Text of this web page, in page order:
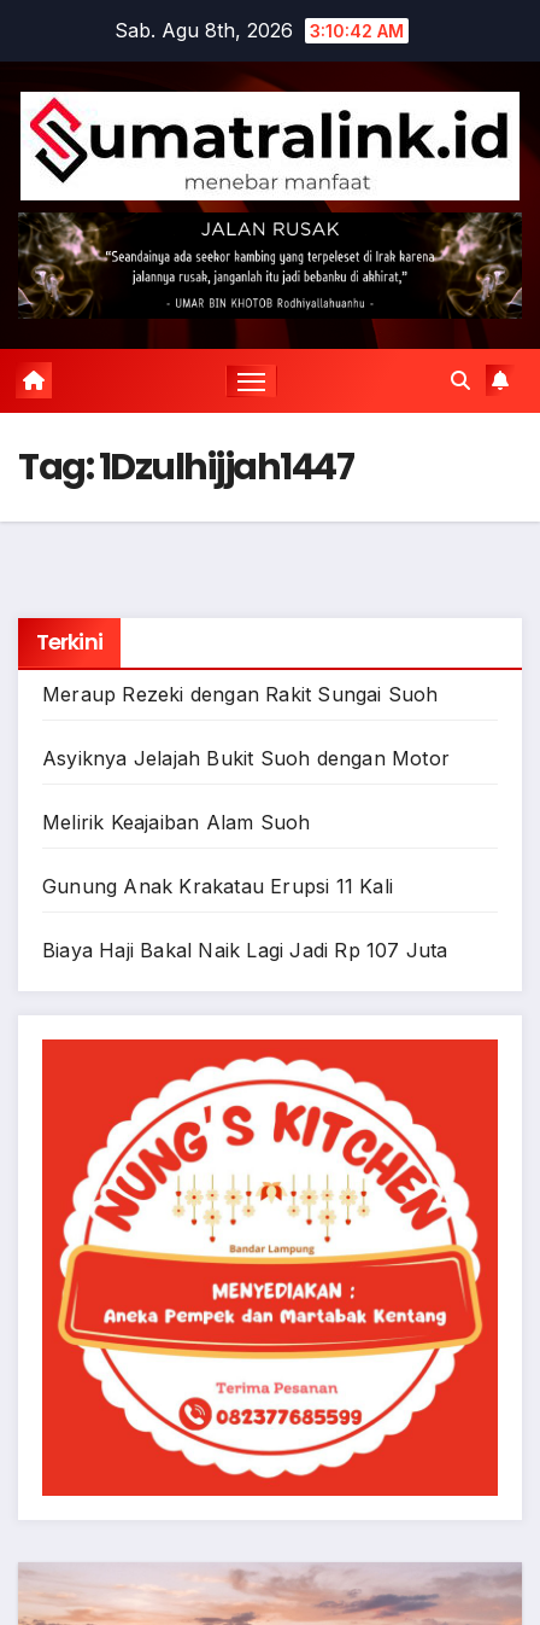
content
Sab. Agu 8th, 2026 3:10:42 AM
Tag:1Dzulhijjah1447
Terkini
Meraup Rezeki dengan Rakit Sungai Suoh
Asyiknya Jelajah Bukit Suoh dengan Motor
Melirik Keajaiban Alam Suoh
Gunung Anak Krakatau Erupsi 11 Kali
Biaya Haji Bakal Naik Lagi Jadi Rp 107 Juta